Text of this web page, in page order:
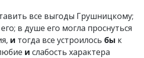
все выгоды Грушницкому;
в душе его могла проснуться
и тогда все устроилось бы к
и слабость характера